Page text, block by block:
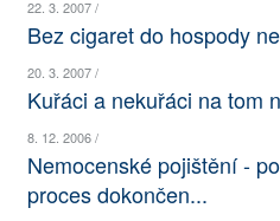
NEJČTENĚJŠÍ ZA 7 DNÍ
AUTOŘI
PŘÍSPĚVKY NA PROVOZ
SOCIÁLNÍ SÍTĚ
22. 3. 2007 /
Bez cigaret do hospody
20. 3. 2007 /
Kuřáci a nekuřáci na tom
8. 12. 2006 /
Nemocenské pojištění -
proces dokončen...